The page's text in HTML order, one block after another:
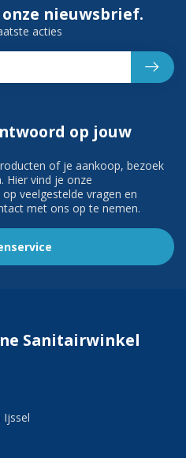
op jouw
of je aankoop, bezoek
Hier vind je onze
veelgestelde vragen en
met ons op te nemen.
nieuwsbrief.
acties
Sanitairwinkel
Ijssel